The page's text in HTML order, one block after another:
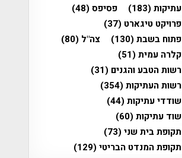
עתיקות(183) פסיפס(48)
פרויקט טיגארט (37)
פתוח בשבת(130) צה"ל (80)
קלרה עמית(51)
רשות הטבע והגנים (31)
רשות העתיקות(354)
שודדי עתיקות(44)
שוד עתיקות(60)
תקופת בית שני(73)
תקופת המנדט הבריטי(129)